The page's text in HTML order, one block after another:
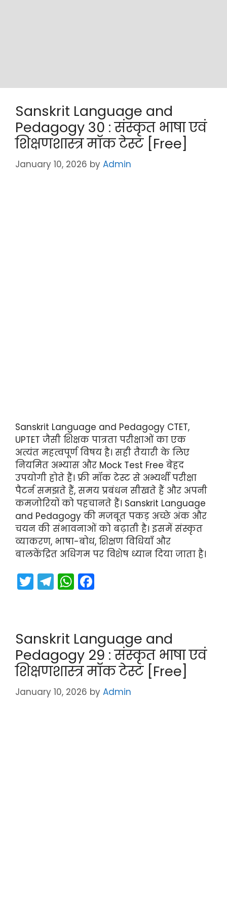
Sanskrit Language and
Pedagogy 30 : संस्कृत भाषा एवं
शिक्षणशास्त्र मॉक टेस्ट [Free]
January 10, 2026 by Admin
Sanskrit Language and Pedagogy CTET,
UPTET जैसी शिक्षक पात्रता परीक्षाओं का एक
अत्यंत महत्वपूर्ण विषय है। सही तैयारी के लिए
नियमित अभ्यास और Mock Test Free बेहद
उपयोगी होते हैं। फ्री मॉक टेस्ट से अभ्यर्थी परीक्षा
पैटर्न समझते हैं, समय प्रबंधन सीखते हैं और अपनी
कमजोरियों को पहचानते हैं। Sanskrit Language
and Pedagogy की मजबूत पकड़ अच्छे अंक और
चयन की संभावनाओं को बढ़ाती है। इसमें संस्कृत
व्याकरण, भाषा-बोध, शिक्षण विधियाँ और
बालकेंद्रित अधिगम पर विशेष ध्यान दिया जाता है।
T
w
er
T
el
gr
a
m
W
h
ts
A
p
p
e
b
o
o
k
Sanskrit Language and
Pedagogy 29 : संस्कृत भाषा एवं
शिक्षणशास्त्र मॉक टेस्ट [Free]
January 10, 2026 by Admin